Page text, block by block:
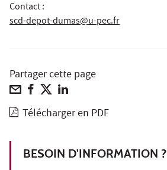
Contact :
scd-depot-dumas@u-pec.fr
Partager cette page
Télécharger en PDF
BESOIN D'INFORMATION ?